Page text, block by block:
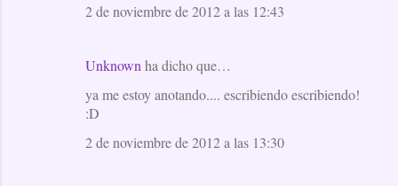
2 de noviembre de 2012 a las 12:43
Unknown ha dicho que…
ya me estoy anotando.... escribiendo escribiendo!
:D
2 de noviembre de 2012 a las 13:30